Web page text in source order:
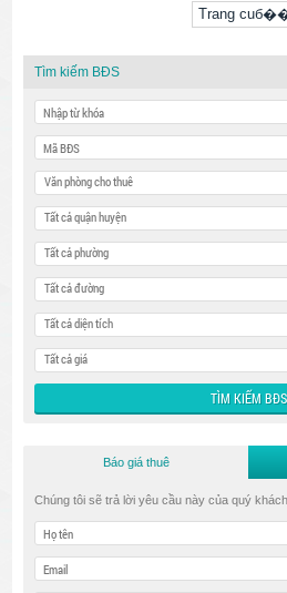
Trang
Tìm kiếm BĐS
Văn phòng cho thuê
Tất cả quận huyện
Tất cả phường
Tất cả đường
Tất cả diện tích
Tất cả giá
Báo giá thuê
Chúng tôi sẽ trả lời yêu cầu này của quý